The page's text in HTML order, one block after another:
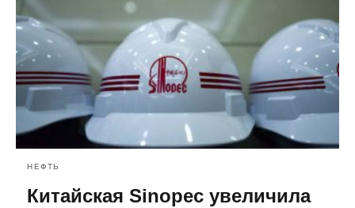
НЕФТЬ
Китайская Sinopec увеличила